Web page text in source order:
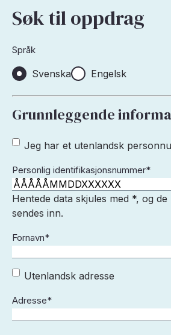
Søk til oppdrag
Språk
Svenska Engelsk
Grunnleggende
Jeg har et
personnummer
Jeg har et utenlandsk
Personlig identifikasjonsnummer*
Hentede data skjules med *, og de
sendes inn.
Fornavn*
Utenlandsk
Utenlandsk adresse
Adresse*